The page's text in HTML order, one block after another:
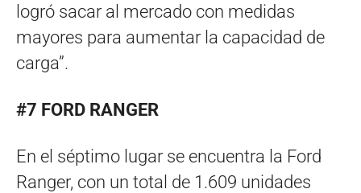
logró sacar al mercado con medidas
mayores para aumentar la capacidad de
carga”.
#7 FORD RANGER
En el séptimo lugar se encuentra la Ford
Ranger, con un total de 1.609 unidades